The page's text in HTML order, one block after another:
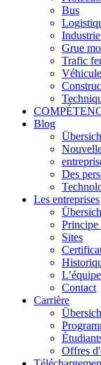
Bus
Grue
Trafic
Blog
Des
Les entreprises
Principe
Sites
L’équipe
Contact
Carrière
Offres